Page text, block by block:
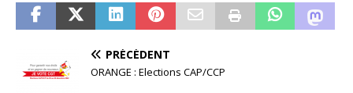
PRÉCÉDENT
ORANGE : Elections CAP/CCP